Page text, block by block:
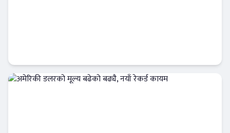
Banner News